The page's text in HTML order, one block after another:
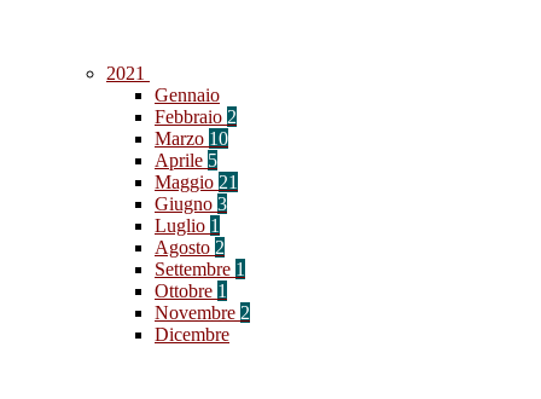
2021
Gennaio
Febbraio 2
Marzo 10
Aprile 5
Maggio 21
Giugno 3
Luglio 1
Agosto 2
Settembre 1
Ottobre 1
Novembre 2
Dicembre